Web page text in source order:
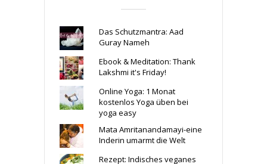
Das Schutzmantra: Aad
Guray Nameh
Ebook & Meditation: Thank
Lakshmi it's Friday!
Online Yoga: 1 Monat
kostenlos Yoga üben bei
yoga easy
Mata Amritanandamayi-eine
Inderin umarmt die Welt
Rezept: Indisches veganes